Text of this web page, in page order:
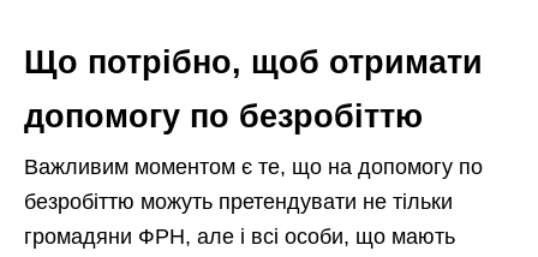
Що потрібно, щоб отримати
допомогу по безробіттю
Важливим моментом є те, що на допомогу по
безробіттю можуть претендувати не тільки
громадяни ФРН, але і всі особи, що мають